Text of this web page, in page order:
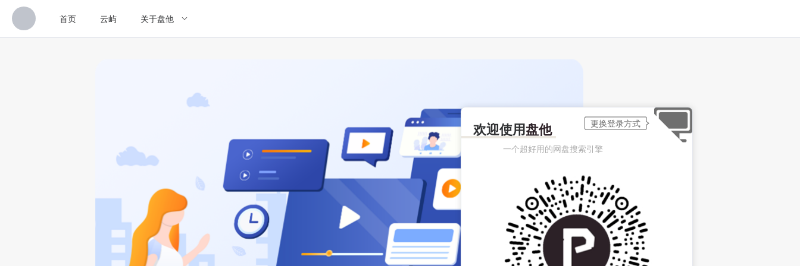
首页 云屿 关于盘他
欢迎使用盘他
一个超好用的网盘搜索引擎